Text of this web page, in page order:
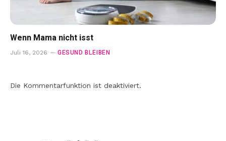
Wenn Mama nicht isst
Juli 16, 2026 GESUND BLEIBEN
Die Kommentarfunktion ist deaktiviert.